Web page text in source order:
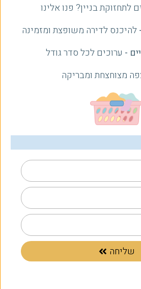
לתחזוקת בניין? פנו אלינו
להיכנס לדירה משופצת ומזמינה
- ערוכים לכל סדר גודל
מצוחצחת ומבריקה
שליחה